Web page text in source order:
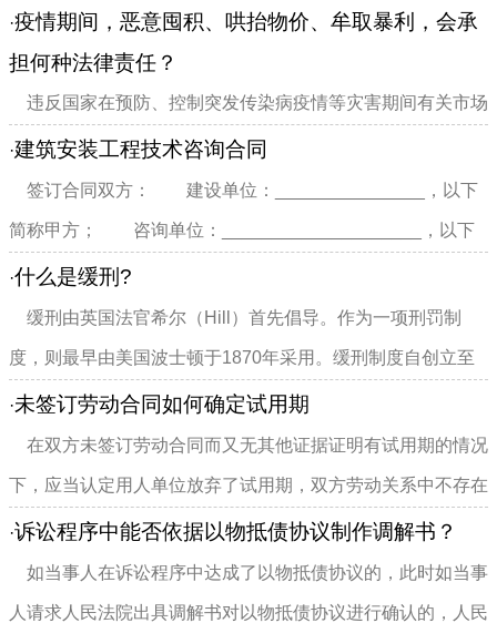
事官司应到被告所在地...
·疫情期间，恶意囤积、哄抬物价、牟取暴利，会承
担何种法律责任？
违反国家在预防、控制突发传染病疫情等灾害期间有关市场
经营、价格管理等规定，哄抬物价、牟取暴利，严重扰乱市场
秩序，违法所得数额较大...
·建筑安装工程技术咨询合同
签订合同双方： 建设单位：_______________，以下
简称甲方； 咨询单位：____________________，以下
简称乙方 为使________建筑安...
·什么是缓刑?
缓刑由英国法官希尔（Hill）首先倡导。作为一项刑罚制
度，则最早由美国波士顿于1870年采用。缓刑制度自创立至
今，各国刑法规定的缓刑主要...
·未签订劳动合同如何确定试用期
在双方未签订劳动合同而又无其他证据证明有试用期的情况
下，应当认定用人单位放弃了试用期，双方劳动关系中不存在
试用期问题。这就要求用...
·诉讼程序中能否依据以物抵债协议制作调解书？
如当事人在诉讼程序中达成了以物抵债协议的，此时如当事
人请求人民法院出具调解书对以物抵债协议进行确认的，人民